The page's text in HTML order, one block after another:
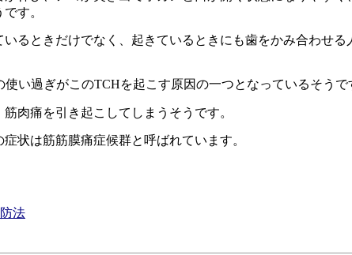
す。
るときだけでなく、起きているときにも歯をかみ合わせ
い過ぎがこのTCHを起こす原因の一つとなっているそうで
肉痛を引き起こしてしまうそうです。
状は筋筋膜痛症候群と呼ばれています。
法